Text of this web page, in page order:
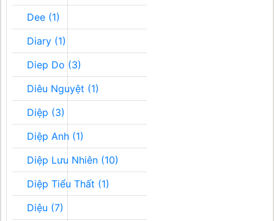
Dee (1)
Diary (1)
Diep Do (3)
Diêu Nguyệt (1)
Diệp (3)
Diệp Anh (1)
Diệp Lưu Nhiên (10)
Diệp Tiểu Thất (1)
Diệu (7)